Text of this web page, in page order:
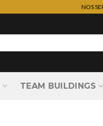
NOS
TEAM BUILDINGS